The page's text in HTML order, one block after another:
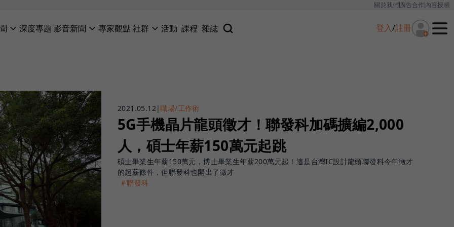
關於我們廣告合作內容授權
深度專題 影音新聞 專家觀點社群 活動 課程 雜誌 登入/註冊
2021.05.12|職場/工作術
5G手機晶片龍頭徵才！聯發科加碼擴編2,000
人，碩士年薪150萬元起跳
碩士畢業生年薪150萬元，博士畢業生年薪200萬元起！這是台灣IC設計龍頭聯發科今年徵才
的起薪條件，但聯發科也開出了徵才
＃聯發科